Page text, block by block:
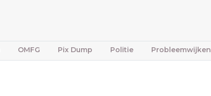
OMFG Pix Dump Politie Probleemwijken